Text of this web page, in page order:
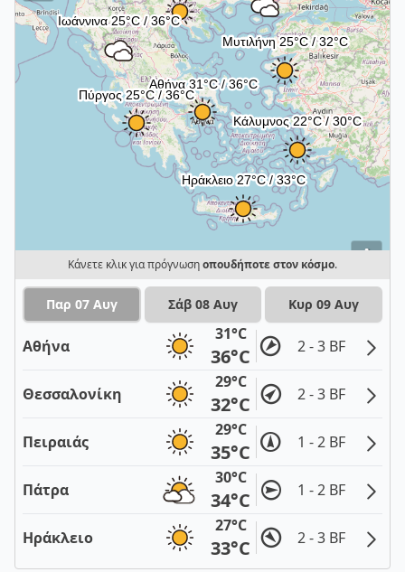
i
Κάνετε κλικ για πρόγνωσηοπουδήποτε στον κόσμο.
Παρ 07 Αυγ Σάβ 08 Αυγ Κυρ 09 Αυγ
Αθήνα
31°C
36°C 2 - 3 BF
Θεσσαλονίκη
29°C
32°C 2 - 3 BF
Πειραιάς
29°C
35°C 1 - 2 BF
Πάτρα
30°C
34°C 1 - 2 BF
Ηράκλειο
27°C
33°C 2 - 3 BF